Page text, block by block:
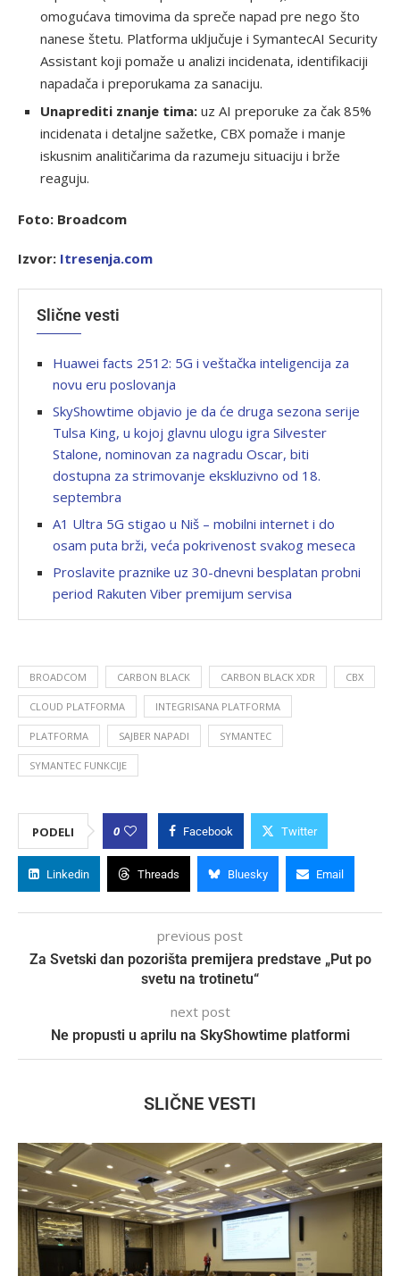
omogućava timovima da spreče napad pre nego što
nanese štetu. Platforma uključuje i SymantecAI Security
Assistant koji pomaže u analizi incidenata, identifikaciji
napadača i preporukama za sanaciju.
Unaprediti znanje tima: uz AI preporuke za čak 85%
incidenata i detaljne sažetke, CBX pomaže i manje
iskusnim analitičarima da razumeju situaciju i brže
reaguju.
Foto: Broadcom
Izvor: Itresenja.com
Slične vesti
Huawei facts 2512: 5G i veštačka inteligencija za
novu eru poslovanja
SkyShowtime objavio je da će druga sezona serije
Tulsa King, u kojoj glavnu ulogu igra Silvester
Stalone, nominovan za nagradu Oscar, biti
dostupna za strimovanje ekskluzivno od 18.
septembra
A1 Ultra 5G stigao u Niš – mobilni internet i do
osam puta brži, veća pokrivenost svakog meseca
Proslavite praznike uz 30-dnevni besplatan probni
period Rakuten Viber premijum servisa
BROADCOM CARBON BLACK CARBON BLACK XDR CBX
CLOUD PLATFORMA INTEGRISANA PLATFORMA
PLATFORMA SAJBER NAPADI SYMANTEC
SYMANTEC FUNKCIJE
PODELI 0 Facebook Twitter
Linkedin Threads Bluesky Email
previous post
Za Svetski dan pozorišta premijera predstave „Put po
svetu na trotinetu“
next post
Ne propusti u aprilu na SkyShowtime platformi
SLIČNE VESTI